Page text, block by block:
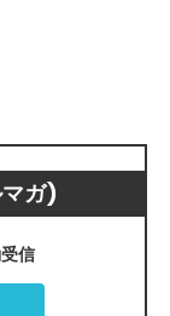
ガ)
信